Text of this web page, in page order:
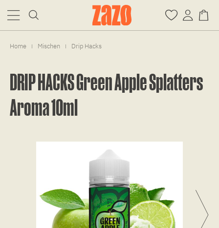
Home | Mischen | Drip Hacks
DRIP HACKS Green Apple Splatters
Aroma 10ml